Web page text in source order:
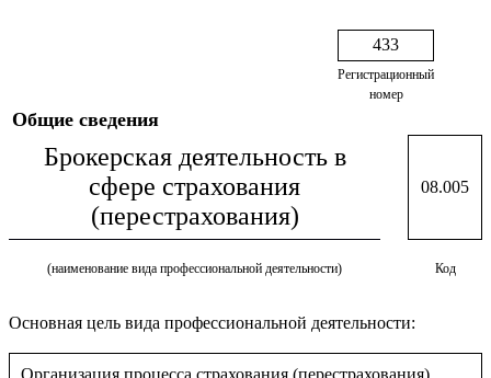
433
Регистрационный
номер
Общие сведения
Брокерская деятельность в
сфере страхования
(перестрахования)
08.005
(наименование вида профессиональной деятельности) Код
Основная цель вида профессиональной деятельности:
Организация процесса страхования (перестрахования)